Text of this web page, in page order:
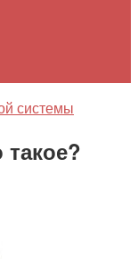
системы